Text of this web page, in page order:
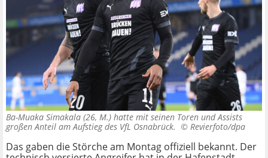
Ba-Muaka Simakala (26, M.) hatte mit seinen Toren und Assists
großen Anteil am Aufstieg des VfL Osnabrück. © Revierfoto/dpa
Das gaben die Störche am Montag offiziell bekannt. Der